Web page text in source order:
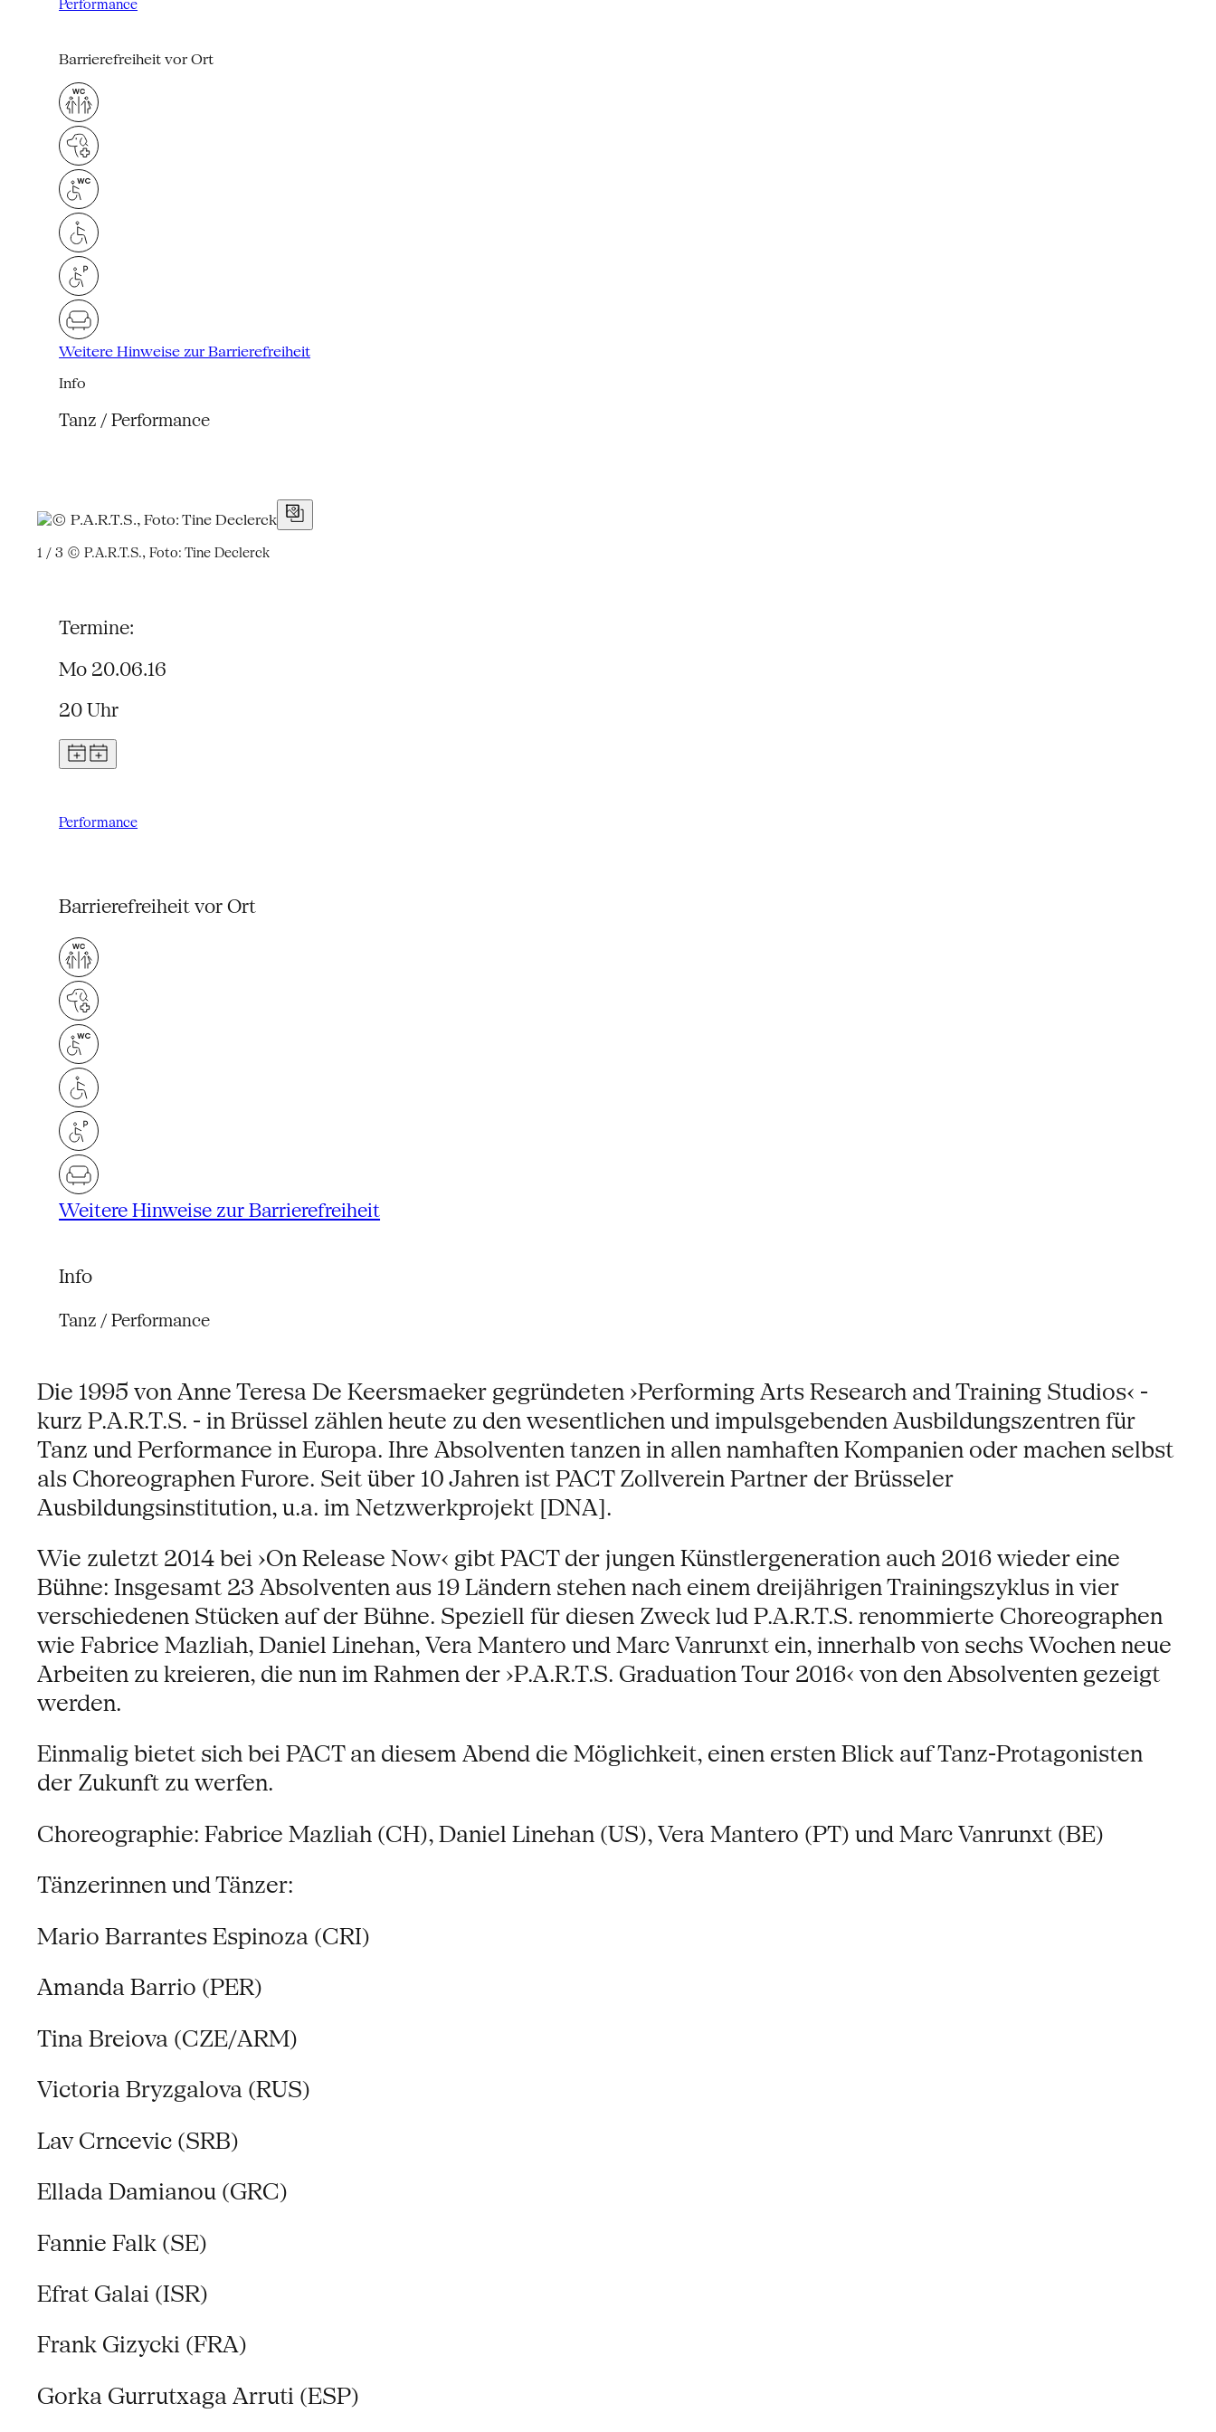
Performance
Barrierefreiheit vor Ort
Weitere Hinweise zur Barrierefreiheit
Info
Tanz / Performance
1 / 3 © P.A.R.T.S., Foto: Tine Declerck
Termine:
Mo 20.06.16
20 Uhr
Performance
Barrierefreiheit vor Ort
Weitere Hinweise zur Barrierefreiheit
Info
Tanz / Performance
Die 1995 von Anne Teresa De Keersmaeker gegründeten ›Performing Arts Research and Training Studios‹ -
kurz P.A.R.T.S. - in Brüssel zählen heute zu den wesentlichen und impulsgebenden Ausbildungszentren für
Tanz und Performance in Europa. Ihre Absolventen tanzen in allen namhaften Kompanien oder machen selbst
als Choreographen Furore. Seit über 10 Jahren ist PACT Zollverein Partner der Brüsseler
Ausbildungsinstitution, u.a. im Netzwerkprojekt [DNA].
Wie zuletzt 2014 bei ›On Release Now‹ gibt PACT der jungen Künstlergeneration auch 2016 wieder eine
Bühne: Insgesamt 23 Absolventen aus 19 Ländern stehen nach einem dreijährigen Trainingszyklus in vier
verschiedenen Stücken auf der Bühne. Speziell für diesen Zweck lud P.A.R.T.S. renommierte Choreographen
wie Fabrice Mazliah, Daniel Linehan, Vera Mantero und Marc Vanrunxt ein, innerhalb von sechs Wochen neue
Arbeiten zu kreieren, die nun im Rahmen der ›P.A.R.T.S. Graduation Tour 2016‹ von den Absolventen gezeigt
werden.
Einmalig bietet sich bei PACT an diesem Abend die Möglichkeit, einen ersten Blick auf Tanz-Protagonisten
der Zukunft zu werfen.
Choreographie: Fabrice Mazliah (CH), Daniel Linehan (US), Vera Mantero (PT) und Marc Vanrunxt (BE)
Tänzerinnen und Tänzer:
Mario Barrantes Espinoza (CRI)
Amanda Barrio (PER)
Tina Breiova (CZE/ARM)
Victoria Bryzgalova (RUS)
Lav Crncevic (SRB)
Ellada Damianou (GRC)
Fannie Falk (SE)
Efrat Galai (ISR)
Frank Gizycki (FRA)
Gorka Gurrutxaga Arruti (ESP)